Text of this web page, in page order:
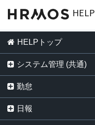
HELP
HELPトップ
システム管理 (共通)
勤怠
日報